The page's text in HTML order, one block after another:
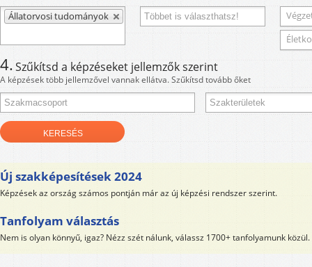
Állatorvosi tudományok
4.Szűkítsd a képzéseket jellemzők szerint
A képzések több jellemzővel vannak ellátva. Szűkítsd tovább őket
Új szakképesítések 2024
Képzések az ország számos pontján már az új képzési rendszer szerint.
Tanfolyam választás
Nem is olyan könnyű, igaz? Nézz szét nálunk, válassz 1700+ tanfolyamunk közül.